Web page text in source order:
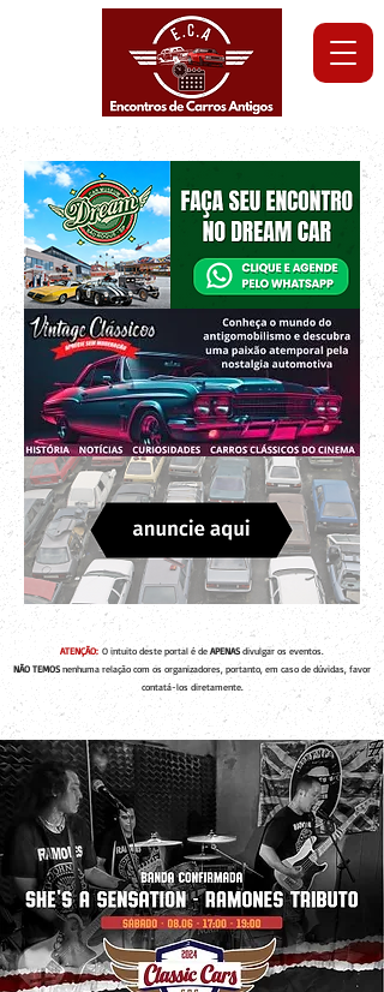
ATENÇÃO: O intuito deste portal é de APENAS divulgar os eventos.
NÃO TEMOS nenhuma relação com os organizadores, portanto, em caso de dúvidas, favor
contatá-los diretamente.